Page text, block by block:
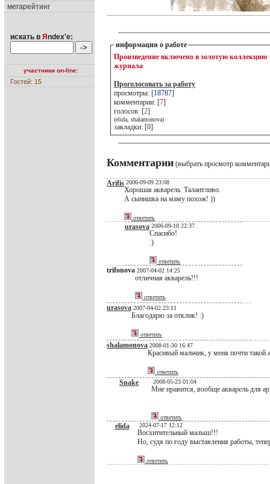
мегарейтинг
искать в Я ndex'е:
участники on-line:
Гостей: 15
информация о работе
Произведение включено в золотую коллекцию
журнала
Проголосовать за работу
просмотры: [18787]
комментарии: [7]
голосов: [2]
(elida, shalamonova)
закладки: [0]
Комментарии (выбрать просмотр
Arifis 2006-09-09 23:08
Хорошая акварель. Талантливо.
А сынишка на маму похож! ))
ответить
urasova 2006-09-10 22:37
Спасибо!
:)
ответить
trifonova 2007-04-02 14:25
отличная акварель!!!
ответить
urasova 2007-04-02 23:11
Благодарю за отклик! :)
ответить
shalamonova 2008-01-30 16:47
Красивый мальчик, у меня почти
ответить
Snake 2008-05-23 01:04
Мне нравится, вообще акварель для
ответить
elida 2024-07-17 12:12
Восхитительный малыш!!!
Но, судя по году выставления работы,
ответить